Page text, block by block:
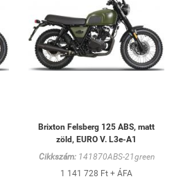
Brixton Felsberg 125 ABS, matt
zöld, EURO V. L3e-A1
Cikkszám:141870ABS-21green
1 141 728 Ft + ÁFA